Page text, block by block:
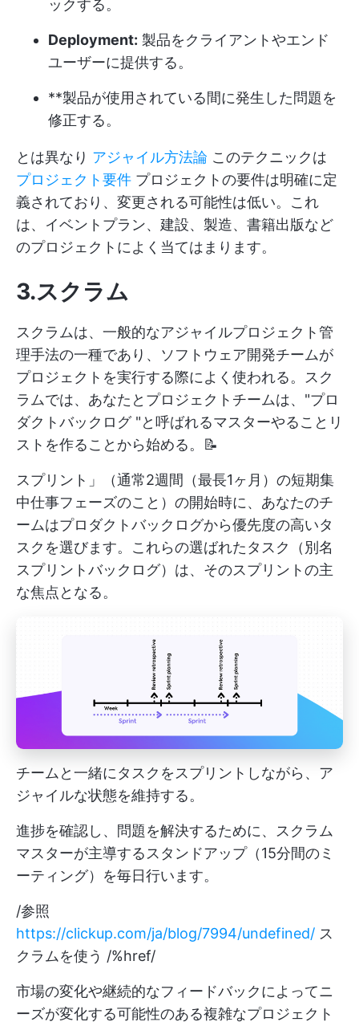
ックする。
Deployment: 製品をクライアントやエンド
ユーザーに提供する。
**製品が使用されている間に発生した問題を
修正する。
とは異なり アジャイル方法論 このテクニックは
プロジェクト要件 プロジェクトの要件は明確に定
義されており、変更される可能性は低い。これ
は、イベントプラン、建設、製造、書籍出版など
のプロジェクトによく当てはまります。
3.スクラム
スクラムは、一般的なアジャイルプロジェクト管
理手法の一種であり、ソフトウェア開発チームが
プロジェクトを実行する際によく使われる。スク
ラムでは、あなたとプロジェクトチームは、"プロ
ダクトバックログ "と呼ばれるマスターやることリ
ストを作ることから始める。📝
スプリント」（通常2週間（最長1ヶ月）の短期集
中仕事フェーズのこと）の開始時に、あなたのチ
ームはプロダクトバックログから優先度の高いタ
スクを選びます。これらの選ばれたタスク（別名
スプリントバックログ）は、そのスプリントの主
な焦点となる。
チームと一緒にタスクをスプリントしながら、ア
ジャイルな状態を維持する。
進捗を確認し、問題を解決するために、スクラム
マスターが主導するスタンドアップ（15分間のミ
ーティング）を毎日行います。
/参照
https://clickup.com/ja/blog/7994/undefined/ ス
クラムを使う /%href/
市場の変化や継続的なフィードバックによってニ
ーズが変化する可能性のある複雑なプロジェクト